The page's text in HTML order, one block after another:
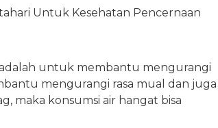
Untuk Kesehatan Pencernaan
untuk membantu mengurangi
mengurangi rasa mual dan juga
maka konsumsi air hangat bisa